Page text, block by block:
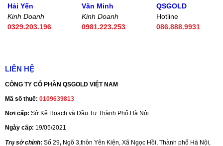
Hải Yến
Kinh Doanh
0329.203.196
Văn Minh
Kinh Doanh
0981.223.253
QSGOLD
Hotline
086.888.9931
LIÊN HỆ
CÔNG TY CỔ PHẦN QSGOLD VIỆT NAM
Mã số thuế: 0109639813
Nơi cấp: Sở Kế Hoạch và Đầu Tư Thành Phố Hà Nội
Ngày cấp: 19/05/2021
Trụ sở chính: Số 29, Ngõ 3,thôn Yên Kiện, Xã Ngọc Hồi, Thành phố Hà Nội,